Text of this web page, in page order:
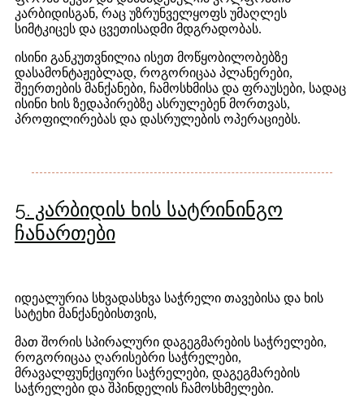
კარბიდისგან, რაც უზრუნველყოფს უმაღლეს
სიმტკიცეს და ცვეთისადმი მდგრადობას.
ისინი განკუთვნილია ისეთ მოწყობილობებზე
დასამონტაჟებლად, როგორიცაა პლანერები,
შეერთების მანქანები, ჩამოსხმისა და ფრაუსები, სადაც
ისინი ხის ზედაპირებზე ასრულებენ მორთვას,
პროფილირებას და დასრულების ოპერაციებს.
5. კარბიდის ხის სატრინინგო
ჩანართები
იდეალურია სხვადასხვა საჭრელი თავებისა და ხის
სატეხი მანქანებისთვის,
მათ შორის სპირალური დაგეგმარების საჭრელები,
როგორიცაა ღარისებრი საჭრელები,
მრავალფუნქციური საჭრელები, დაგეგმარების
საჭრელები და შპინდელის ჩამოსხმელები.